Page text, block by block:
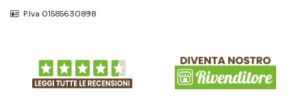
‎‎‎‎‎ P.Iva 01585630898